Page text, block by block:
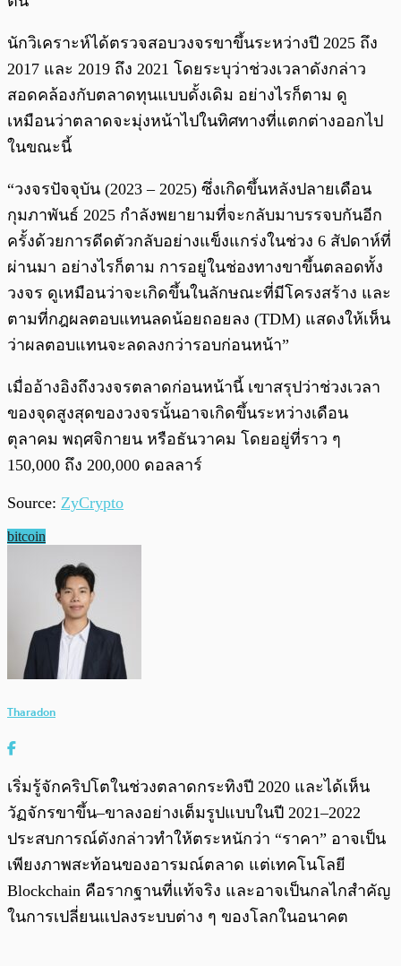
นักวิเคราะห์ได้ตรวจสอบวงจรขาขึ้นระหว่างปี 2025 ถึง
2017 และ 2019 ถึง 2021 โดยระบุว่าช่วงเวลาดังกล่าว
สอดคล้องกับตลาดทุนแบบดั้งเดิม อย่างไรก็ตาม ดู
เหมือนว่าตลาดจะมุ่งหน้าไปในทิศทางที่แตกต่างออกไป
ในขณะนี้
“วงจรปัจจุบัน (2023 – 2025) ซึ่งเกิดขึ้นหลังปลายเดือน
กุมภาพันธ์ 2025 กำลังพยายามที่จะกลับมาบรรจบกันอีก
ครั้งด้วยการดีดตัวกลับอย่างแข็งแกร่งในช่วง 6 สัปดาห์ที่
ผ่านมา อย่างไรก็ตาม การอยู่ในช่องทางขาขึ้นตลอดทั้ง
วงจร ดูเหมือนว่าจะเกิดขึ้นในลักษณะที่มีโครงสร้าง และ
ตามที่กฎผลตอบแทนลดน้อยถอยลง (TDM) แสดงให้เห็น
ว่าผลตอบแทนจะลดลงกว่ารอบก่อนหน้า”
เมื่ออ้างอิงถึงวงจรตลาดก่อนหน้านี้ เขาสรุปว่าช่วงเวลา
ของจุดสูงสุดของวงจรนั้นอาจเกิดขึ้นระหว่างเดือน
ตุลาคม พฤศจิกายน หรือธันวาคม โดยอยู่ที่ราว ๆ
150,000 ถึง 200,000 ดอลลาร์
Source: ZyCrypto
bitcoin
Tharadon
เริ่มรู้จักคริปโตในช่วงตลาดกระทิงปี 2020 และได้เห็น
วัฏจักรขาขึ้น–ขาลงอย่างเต็มรูปแบบในปี 2021–2022
ประสบการณ์ดังกล่าวทำให้ตระหนักว่า “ราคา” อาจเป็น
เพียงภาพสะท้อนของอารมณ์ตลาด แต่เทคโนโลยี
Blockchain คือรากฐานที่แท้จริง และอาจเป็นกลไกสำคัญ
ในการเปลี่ยนแปลงระบบต่าง ๆ ของโลกในอนาคต